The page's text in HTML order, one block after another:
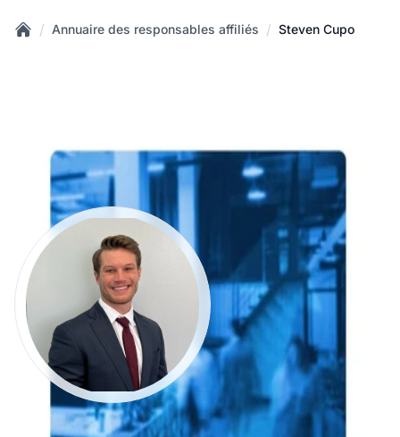
/ Annuaire des responsables affiliés / Steven Cupo